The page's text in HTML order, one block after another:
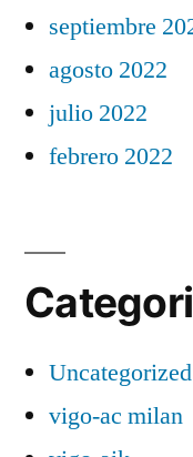
septiembre
agosto 2022
julio 2022
febrero 2022
Uncategorized
vigo-ac milan